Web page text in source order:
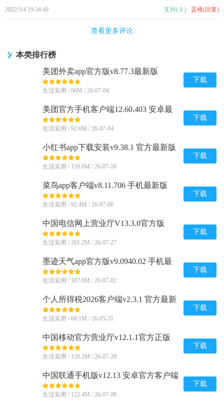
2022/3/4 19:34:40 支持( 0 ) 盖楼(回复)
查看更多评论
本类排行榜
美团外卖app官方版v8.77.3最新版
生活实用 / 66M / 26-07-04
下载
美团官方手机客户端12.60.403 安卓最
新版
生活实用 / 92.6M / 26-07-04
下载
小红书app下载安装v9.38.1 官方最新版
生活实用 / 159.6M / 26-07-16
下载
菜鸟app客户端v8.11.706 手机最新版
生活实用 / 92.4M / 26-07-06
下载
中国电信网上营业厅V13.3.0官方版
生活实用 / 261.2M / 26-07-27
下载
墨迹天气app官方版v9.0940.02 手机最
新版
生活实用 / 107.0M / 26-07-02
下载
个人所得税2026客户端v2.3.1 官方最新
版
生活实用 / 68.1M / 26-05-31
下载
中国移动官方营业厅v12.1.1官方正版
生活实用 / 126.2M / 26-07-28
下载
中国联通手机版v12.13 安卓官方客户端
生活实用 / 122.4M / 26-07-09
下载